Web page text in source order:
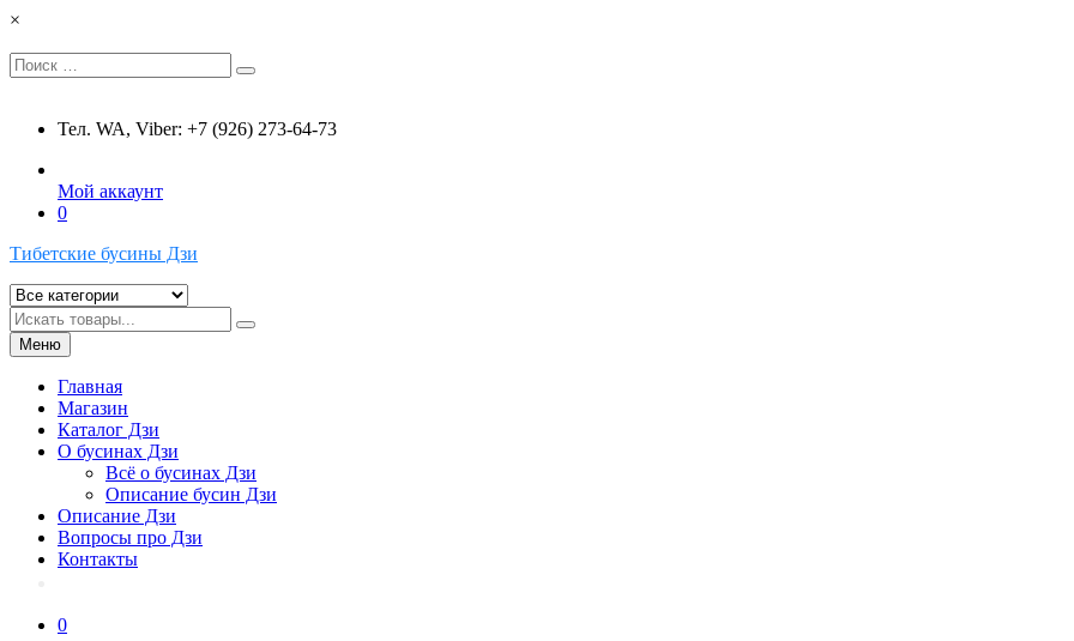
Перейти
содержимому
×
Искать:
Поиск
Тел. WA, Viber: +7 (926) 273-64-73
Мой аккаунт
0
Тибетские бусины Дзи
Искать
Меню
Главная
Магазин
Каталог Дзи
О бусинах Дзи
Всё о бусинах Дзи
Описание бусин Дзи
Описание Дзи
Вопросы про Дзи
Контакты
0